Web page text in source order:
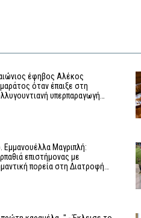
έφηβος Αλέκος
όταν έπαιξε στη
υπερπαραγωγή…
Εμμανουέλλα Μαγριπλή:
επιστήμονας με
πορεία στη Διατροφή…